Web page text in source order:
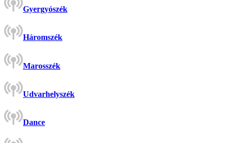
Gyergyószék
Háromszék
Marosszék
Udvarhelyszék
Dance